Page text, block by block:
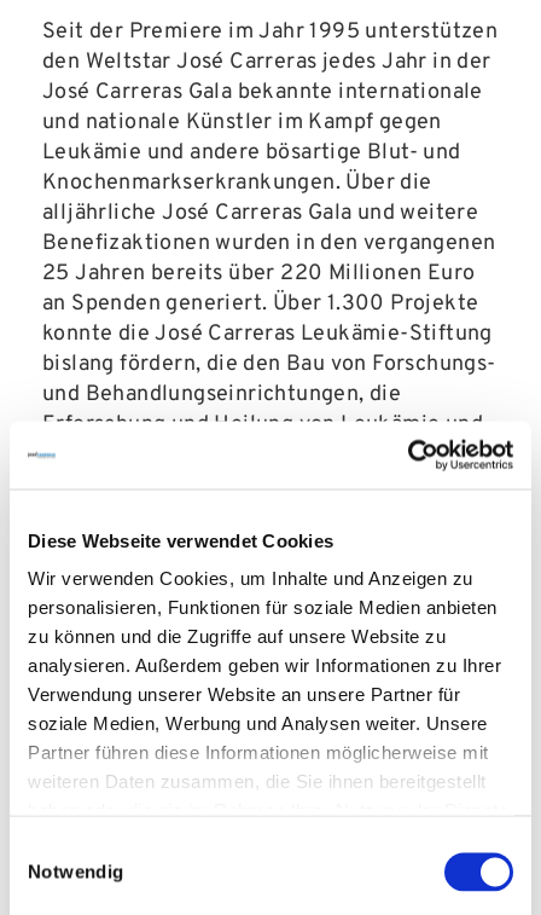
Diese Webseite verwendet Cookies
Wir verwenden Cookies, um Inhalte und Anzeigen zu
personalisieren, Funktionen für soziale Medien anbieten
zu können und die Zugriffe auf unsere Website zu
analysieren. Außerdem geben wir Informationen zu Ihrer
Verwendung unserer Website an unsere Partner für
soziale Medien, Werbung und Analysen weiter. Unsere
Partner führen diese Informationen möglicherweise mit
weiteren Daten zusammen, die Sie ihnen bereitgestellt
Notwendig
Seit der Premiere im Jahr 1995 unterstützen
den Weltstar José Carreras jedes Jahr in der
José Carreras Gala bekannte internationale
und nationale Künstler im Kampf gegen
Leukämie und andere bösartige Blut- und
Knochenmarkserkrankungen. Über die
alljährliche José Carreras Gala und weitere
Benefizaktionen wurden in den vergangenen
25 Jahren bereits über 220 Millionen Euro
an Spenden generiert. Über 1.300 Projekte
konnte die José Carreras Leukämie-Stiftung
bislang fördern, die den Bau von Forschungs-
und Behandlungseinrichtungen, die
Erforschung und Heilung von Leukämie und
anderer hämato-onkologischer
von Selbsthilfegruppen sowie
Elterninitiativen zum Ziel haben. Produzent
der José Carreras Gala ist auch in diesem
Jahr wieder Kimmig Entertainment.
zur 26. José Carreras Gala